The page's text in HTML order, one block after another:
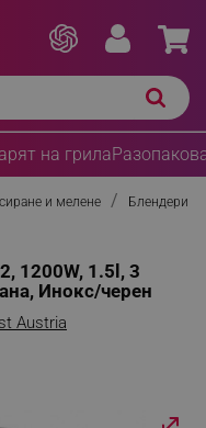
на грила
и мелене Блендери
1200W, 1.5l, 3
Инокс/черен
Austria